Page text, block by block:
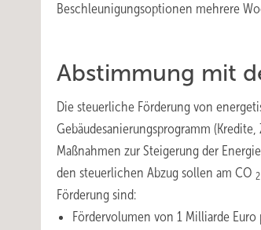
Beschleunigungsoptionen mehrere
Abstimmung mit
Die steuerliche Förderung von
Gebäudesanierungsprogramm
Maßnahmen zur Steigerung der
den steuerlichen Abzug sollen am CO 2
Förderung sind:
Fördervolumen von 1 Milliarde Euro